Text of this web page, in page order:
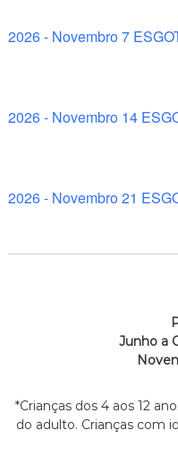
2026 - Novembro 7
2026 - Novembro 14
2026 - Novembro 21
Junho a
*Crianças dos 4 aos 12
do adulto. Crianças com